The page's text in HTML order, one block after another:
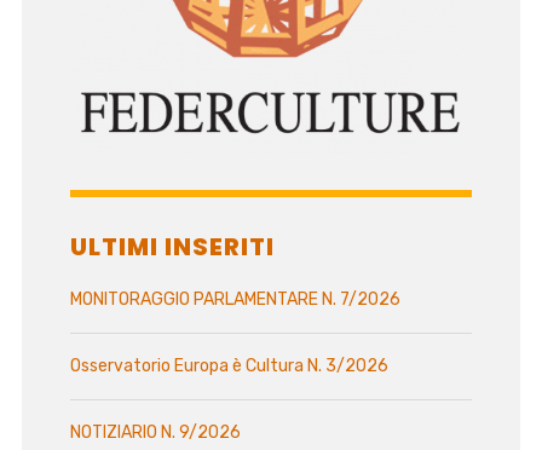
ULTIMI INSERITI
MONITORAGGIO PARLAMENTARE N. 7/2026
Osservatorio Europa è Cultura N. 3/2026
NOTIZIARIO N. 9/2026